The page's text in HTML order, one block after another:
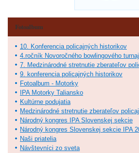
Fotoalbum
10. Konferencia policajných historikov
4.ročník Novoročného bowlingového
7. Medzinárodné stretnutie zberateľov
9. konferencia policajných historikov
Fotoalbum - Motorky
IPA Motorky Taliansko
Kultúrne podujatia
Medzinárodné stretnutie zberateľov
Národný kongres IPA Slovenskej sekcie
Národný kongres Slovenskej sekcie IPA
Naši priatelia
Návštevníci zo sveta